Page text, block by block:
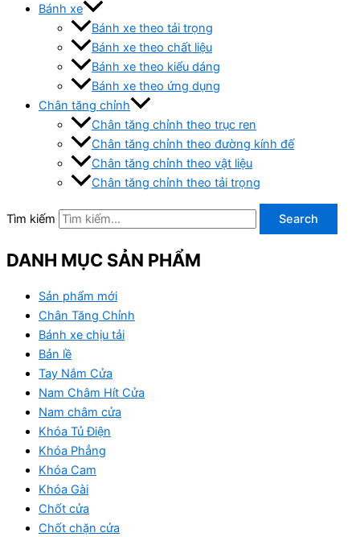
Bánh xe
Bánh xe theo tải trọng
Bánh xe theo chất liệu
Bánh xe theo kiểu dáng
Bánh xe theo ứng dụng
Chân tăng chỉnh
Chân tăng chỉnh theo trục ren
Chân tăng chỉnh theo đường kính đế
Chân tăng chỉnh theo vật liệu
Chân tăng chỉnh theo tải trọng
Tìm kiếm Search
DANH MỤC SẢN PHẨM
Sản phẩm mới
Chân Tăng Chỉnh
Bánh xe chịu tải
Bản lề
Tay Nắm Cửa
Nam Châm Hít Cửa
Nam châm cửa
Khóa Tủ Điện
Khóa Phẳng
Khóa Cam
Khóa Gài
Chốt cửa
Chốt chặn cửa